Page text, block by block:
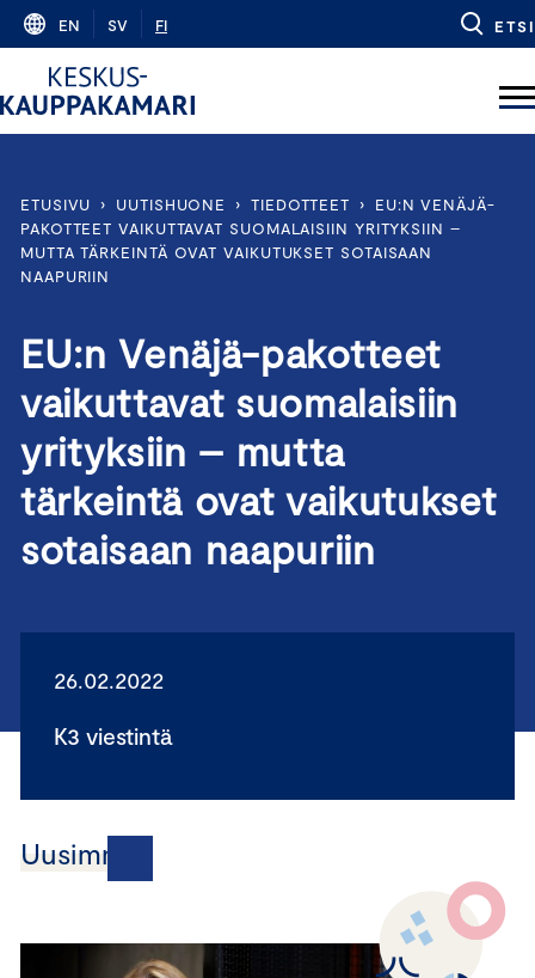
Skip
content
EN SV FI ETSI
ETUSIVU › UUTISHUONE › TIEDOTTEET ›
EU:N VENÄJÄ-
PAKOTTEET VAIKUTTAVAT SUOMALAISIIN YRITYKSIIN –
MUTTA TÄRKEINTÄ OVAT VAIKUTUKSET SOTAISAAN
NAAPURIIN
EU:n Venäjä-pakotteet
vaikuttavat suomalaisiin
yrityksiin – mutta
tärkeintä ovat vaikutukset
sotaisaan naapuriin
26.02.2022
K3 viestintä
Uusimmat